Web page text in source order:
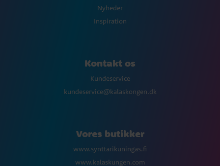
Nyheder
Inspiration
Kontakt os
Kundeservice
kundeservice@kalaskongen.dk
Vores butikker
www.synttarikuningas.fi
www.kalaskungen.com